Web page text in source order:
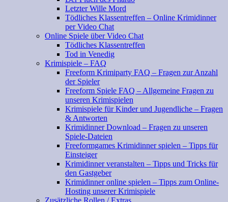
Letzter Wille Mord
Tödliches Klassentreffen – Online Krimidinner
per Video Chat
Online Spiele über Video Chat
Tödliches Klassentreffen
Tod in Venedig
Krimispiele – FAQ
Freeform Krimiparty FAQ – Fragen zur Anzahl
der Spieler
Freeform Spiele FAQ – Allgemeine Fragen zu
unseren Krimispielen
Krimispiele für Kinder und Jugendliche – Fragen
& Antworten
Krimidinner Download – Fragen zu unseren
Spiele-Dateien
Freeformgames Krimidinner spielen – Tipps für
Einsteiger
Krimidinner veranstalten – Tipps und Tricks für
den Gastgeber
Krimidinner online spielen – Tipps zum Online-
Hosting unserer Krimispiele
Zusätzliche Rollen / Extras